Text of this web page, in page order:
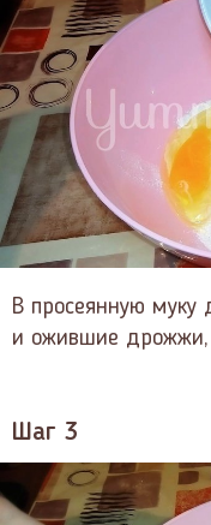
В просеянную муку
и ожившие
Шаг 3